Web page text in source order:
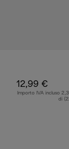
12,99 €
Importo IVA incluso
di